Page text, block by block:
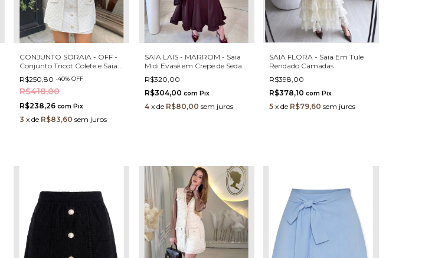
CONJUNTO SORAIA - OFF -
Conjunto Tricot Colete e Saia
com Botões em Pérolas e
Strass Elegante
R$250,80-40%OFF
R$418,00
R$238,26com Pix
3 xde R$83,60 sem juros
SAIA LAIS - MARROM - Saia
Midi Evasê em Crepe de Seda
com Cintura Elástica
R$320,00
R$304,00 com Pix
4 x de R$80,00 sem juros
SAIA FLORA - Saia Em Tule
Rendado Camadas
R$398,00
R$378,10 com Pix
5 x de R$79,60 sem juros